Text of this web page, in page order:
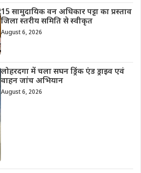
15 सामुदायिक वन अधिकार पट्टा का प्रस्ताव
जिला स्तरीय समिति से स्वीकृत
August 6, 2026
लोहरदगा में चला सघन ड्रिंक एंड ड्राइव एवं
वाहन जांच अभियान
August 6, 2026